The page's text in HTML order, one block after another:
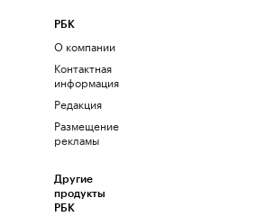
РБК
О компании
Контактная
информация
Редакция
Размещение
рекламы
Другие
продукты
РБК